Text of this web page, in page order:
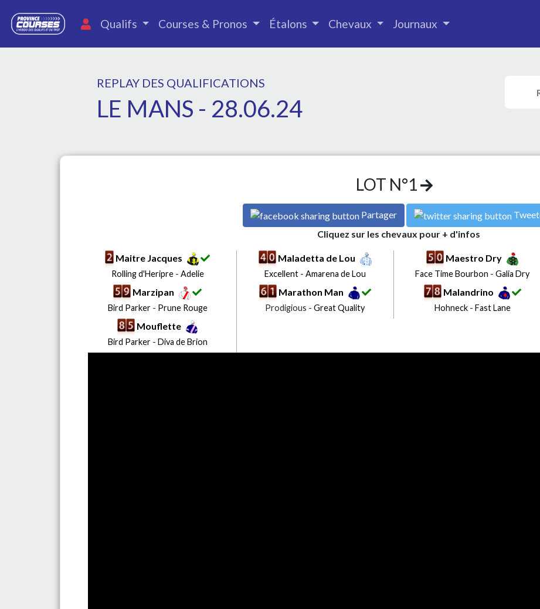
Qualifs Courses & Pronos Étalons Chevaux Journaux
REPLAY DES QUALIFICATIONS
LE MANS - 28.06.24
LOT N°1
Partager
Cliquez sur les chevaux pour + d'infos
Maitre Jacques
Rolling d'Heripre- Adelie
Maladetta de Lou
Excellent- Amarena de Lou
Maestro Dry
Face Time Bourbon -Galia Dry
Marzipan
Bird Parker- Prune Rouge
Marathon Man
Prodigious -Great Quality
Malandrino
Hohneck- Fast Lane
Mouflette
Bird Parker- Diva de Brion